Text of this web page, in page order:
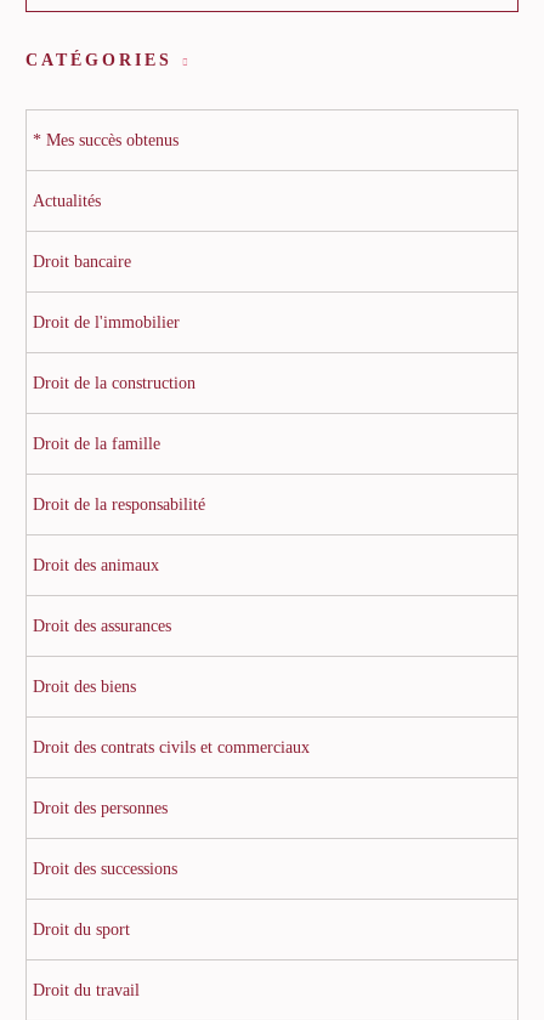
CATÉGORIES
* Mes succès obtenus
Actualités
Droit bancaire
Droit de l'immobilier
Droit de la construction
Droit de la famille
Droit de la responsabilité
Droit des animaux
Droit des assurances
Droit des biens
Droit des contrats civils et commerciaux
Droit des personnes
Droit des successions
Droit du sport
Droit du travail